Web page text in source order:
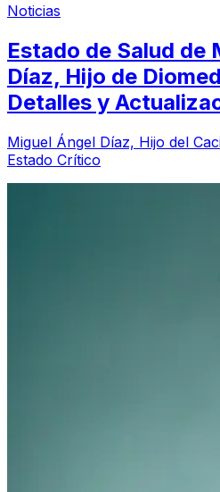
Noticias
Estado de Salud de
Díaz, Hijo de
Detalles y
Miguel Ángel Díaz, Hijo del
Estado Crítico